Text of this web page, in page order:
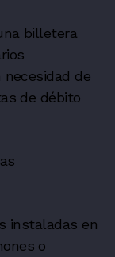
billetera
de
de débito
instaladas en
o